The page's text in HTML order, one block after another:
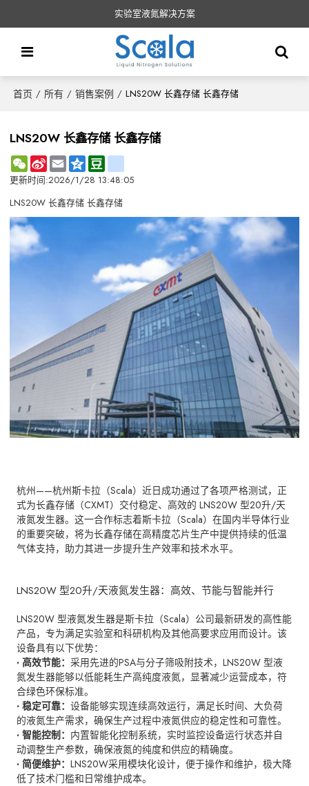
实验室液氮解决方案
首页 / 所有 / 销售案例 / LNS20W 长鑫存储 长鑫存储
LNS20W 长鑫存储 长鑫存储
WeChat
Sina
Weibo
Email Qzone
更新时间:2026/1/28 13:48:05
LNS20W 长鑫存储 长鑫存储
杭州——杭州斯卡拉（Scala）近日成功通过了各项严格测试，正
式为长鑫存储（CXMT）交付稳定、高效的 LNS20W 型20升/天
液氮发生器。这一合作标志着斯卡拉（Scala）在国内半导体行业
的重要突破，将为长鑫存储在高精度芯片生产中提供持续的低温
气体支持，助力其进一步提升生产效率和技术水平。
LNS20W 型20升/天液氮发生器：高效、节能与智能并行
LNS20W 型液氮发生器是斯卡拉（Scala）公司最新研发的高性能
产品，专为满足实验室和科研机构及其他高要求应用而设计。该
设备具有以下优势：
· 高效节能：采用先进的PSA与分子筛吸附技术，LNS20W 型液
氮发生器能够以低能耗生产高纯度液氮，显著减少运营成本，符
合绿色环保标准。
· 稳定可靠：设备能够实现连续高效运行，满足长时间、大负荷
的液氮生产需求，确保生产过程中液氮供应的稳定性和可靠性。
· 智能控制： 内置智能化控制系统，实时监控设备运行状态并自
动调整生产参数，确保液氮的纯度和供应的精确度。
· 简便维护：LNS20W采用模块化设计，便于操作和维护，极大降
低了技术门槛和日常维护成本。